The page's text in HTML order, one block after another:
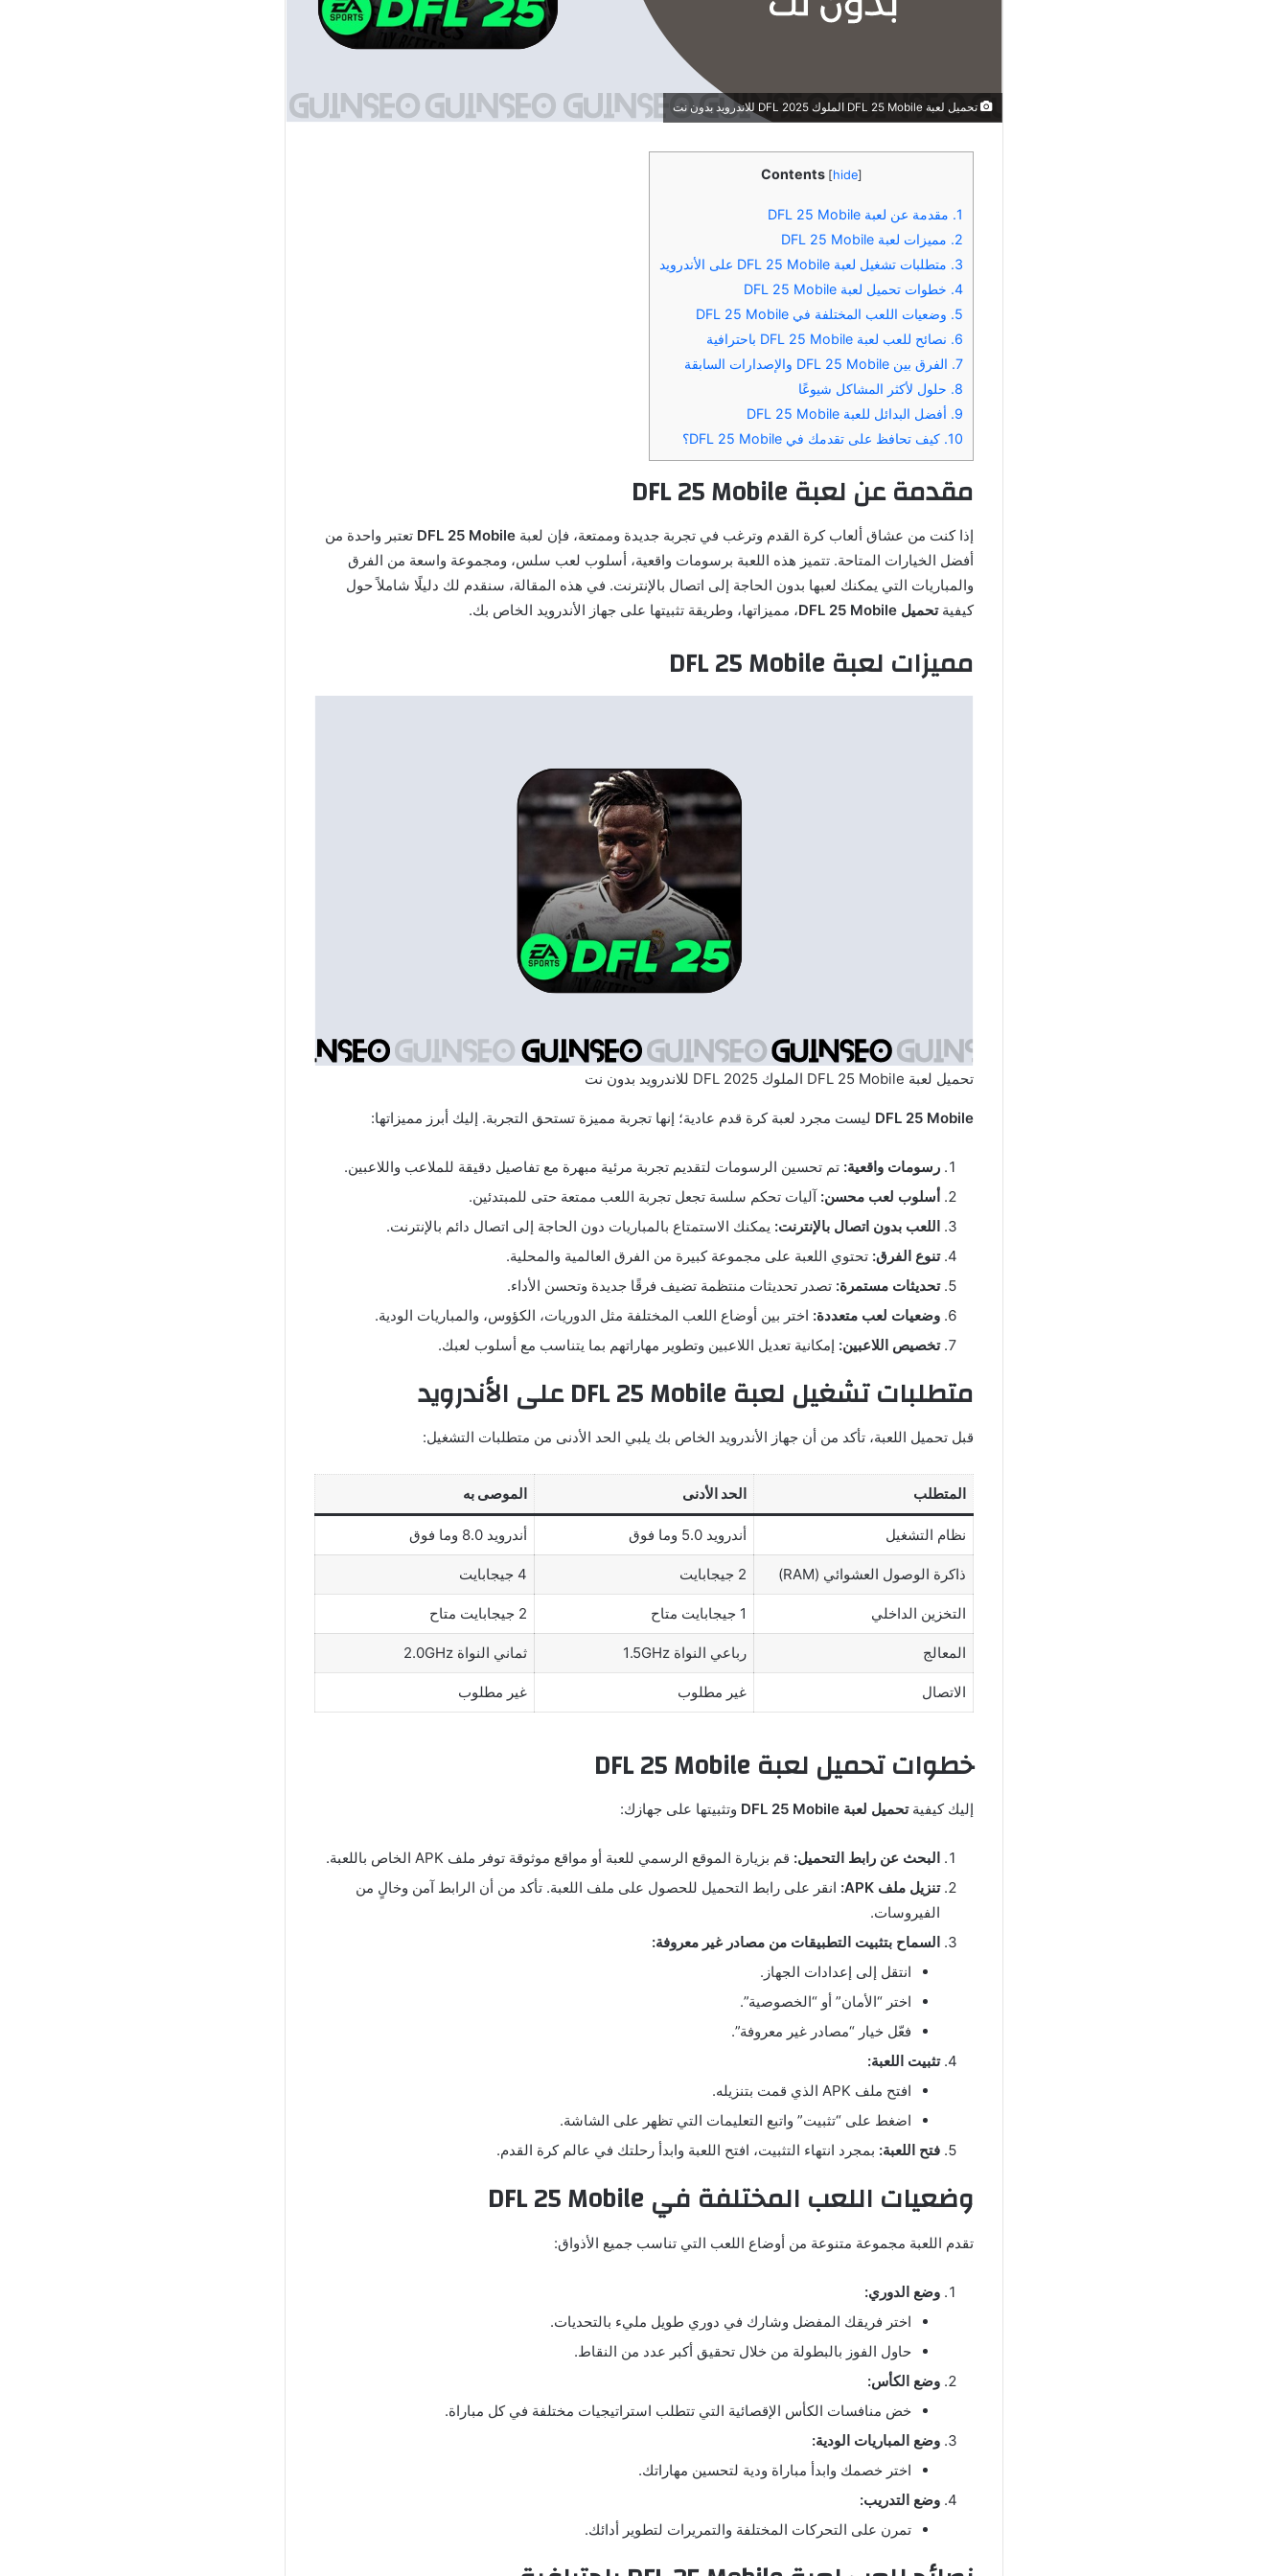
تحميل لعبة DFL 25 Mobile الملوك DFL 2025 للاندرويد بدون نت
Contents [hide]
1. مقدمة عن لعبة DFL 25 Mobile
2. مميزات لعبة DFL 25 Mobile
3. متطلبات تشغيل لعبة DFL 25 Mobile على الأندرويد
4. خطوات تحميل لعبة DFL 25 Mobile
5. وضعيات اللعب المختلفة في DFL 25 Mobile
6. نصائح للعب لعبة DFL 25 Mobile باحترافية
7. الفرق بين DFL 25 Mobile والإصدارات السابقة
8. حلول لأكثر المشاكل شيوعًا
9. أفضل البدائل للعبة DFL 25 Mobile
10. كيف تحافظ على تقدمك في DFL 25 Mobile؟
مقدمة عن لعبة DFL 25 Mobile
إذا كنت من عشاق ألعاب كرة القدم وترغب في تجربة جديدة وممتعة، فإن لعبة DFL 25 Mobile تعتبر واحدة من
أفضل الخيارات المتاحة. تتميز هذه اللعبة برسومات واقعية، أسلوب لعب سلس، ومجموعة واسعة من الفرق
والمباريات التي يمكنك لعبها بدون الحاجة إلى اتصال بالإنترنت. في هذه المقالة، سنقدم لك دليلًا شاملاً حول
كيفيةتحميل DFL 25 Mobile ، مميزاتها، وطريقة تثبيتها على جهاز الأندرويد الخاص بك.
مميزات لعبة DFL 25 Mobile
تحميل لعبة DFL 25 Mobile الملوك DFL 2025 للاندرويد بدون نت
DFL 25 Mobile ليست مجرد لعبة كرة قدم عادية؛ إنها تجربة مميزة تستحق التجربة. إليك أبرز مميزاتها:
رسومات واقعية: تم تحسين الرسومات لتقديم تجربة مرئية مبهرة مع تفاصيل دقيقة للملاعب واللاعبين.
أسلوب لعب محسن: آليات تحكم سلسة تجعل تجربة اللعب ممتعة حتى للمبتدئين.
اللعب بدون اتصال بالإنترنت: يمكنك الاستمتاع بالمباريات دون الحاجة إلى اتصال دائم بالإنترنت.
تنوع الفرق: تحتوي اللعبة على مجموعة كبيرة من الفرق العالمية والمحلية.
تحديثات مستمرة: تصدر تحديثات منتظمة تضيف فرقًا جديدة وتحسن الأداء.
وضعيات لعب متعددة: اختر بين أوضاع اللعب المختلفة مثل الدوريات، الكؤوس، والمباريات الودية.
تخصيص اللاعبين: إمكانية تعديل اللاعبين وتطوير مهاراتهم بما يتناسب مع أسلوب لعبك.
متطلبات تشغيل لعبة DFL 25 Mobile على الأندرويد
قبل تحميل اللعبة، تأكد من أن جهاز الأندرويد الخاص بك يلبي الحد الأدنى من متطلبات التشغيل:
المتطلب الحد الأدنى الموصى به
نظام التشغيل أندرويد 5.0 وما فوق أندرويد 8.0 وما فوق
ذاكرة الوصول العشوائي (RAM) 2 جيجابايت 4 جيجابايت
التخزين الداخلي 1 جيجابايت متاح 2 جيجابايت متاح
المعالج رباعي النواة 1.5GHz ثماني النواة 2.0GHz
الاتصال غير مطلوب غير مطلوب
خطوات تحميل لعبة DFL 25 Mobile
إليك كيفيةتحميل لعبة DFL 25 Mobile وتثبيتها على جهازك:
البحث عن رابط التحميل: قم بزيارة الموقع الرسمي للعبة أو مواقع موثوقة توفر ملف APK الخاص باللعبة.
تنزيل ملف APK:
انقر على رابط التحميل للحصول على ملف اللعبة. تأكد من أن الرابط آمن وخالٍ من
الفيروسات.
السماح بتثبيت التطبيقات من مصادر غير معروفة:
انتقل إلى إعدادات الجهاز.
اختر “الأمان” أو “الخصوصية”.
فعّل خيار “مصادر غير معروفة”.
تثبيت اللعبة:
افتح ملف APK الذي قمت بتنزيله.
اضغط على “تثبيت” واتبع التعليمات التي تظهر على الشاشة.
فتح اللعبة: بمجرد انتهاء التثبيت، افتح اللعبة وابدأ رحلتك في عالم كرة القدم.
وضعيات اللعب المختلفة في DFL 25 Mobile
تقدم اللعبة مجموعة متنوعة من أوضاع اللعب التي تناسب جميع الأذواق:
وضع الدوري:
اختر فريقك المفضل وشارك في دوري طويل مليء بالتحديات.
حاول الفوز بالبطولة من خلال تحقيق أكبر عدد من النقاط.
وضع الكأس:
خض منافسات الكأس الإقصائية التي تتطلب استراتيجيات مختلفة في كل مباراة.
وضع المباريات الودية:
اختر خصمك وابدأ مباراة ودية لتحسين مهاراتك.
وضع التدريب:
تمرن على التحركات المختلفة والتمريرات لتطوير أدائك.